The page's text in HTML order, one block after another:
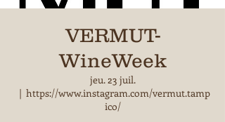
VERMUT-
WineWeek
jeu. 23 juil.
  |
https://www.instagram.com/vermut.tamp
ico/